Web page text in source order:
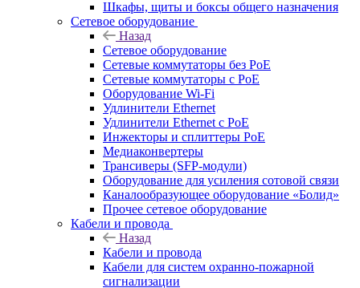
Шкафы, щиты и боксы общего назначения
Сетевое оборудование
Назад
Сетевое оборудование
Сетевые коммутаторы без PoE
Сетевые коммутаторы с PoE
Оборудование Wi-Fi
Удлинители Ethernet
Удлинители Ethernet с PoE
Инжекторы и сплиттеры PoE
Медиаконвертеры
Трансиверы (SFP-модули)
Оборудование для усиления сотовой связи
Каналообразующее оборудование «Болид»
Прочее сетевое оборудование
Кабели и провода
Назад
Кабели и провода
Кабели для систем охранно-пожарной
сигнализации